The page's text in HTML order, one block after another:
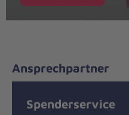
Ansprechpartner
Spenderservice